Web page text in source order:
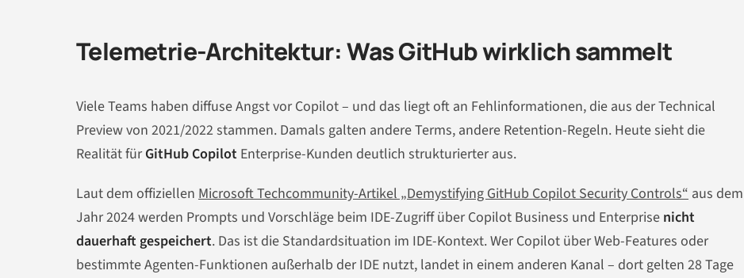
Telemetrie-Architektur: Was GitHub wirklich sammelt
Viele Teams haben diffuse Angst vor Copilot – und das liegt oft an Fehlinformationen, die aus der Technical
Preview von 2021/2022 stammen. Damals galten andere Terms, andere Retention-Regeln. Heute sieht die
Realität fürGitHub Copilot Enterprise-Kunden deutlich strukturierter aus.
Laut dem offiziellen Microsoft Techcommunity-Artikel „Demystifying GitHub Copilot Security Controls“ aus dem
Jahr 2024 werden Prompts und Vorschläge beim IDE-Zugriff über Copilot Business und Enterprise nicht
dauerhaft gespeichert. Das ist die Standardsituation im IDE-Kontext. Wer Copilot über Web-Features oder
bestimmte Agenten-Funktionen außerhalb der IDE nutzt, landet in einem anderen Kanal – dort gelten 28 Tage